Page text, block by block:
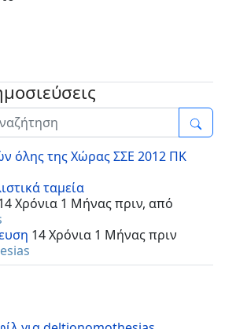
όλης της Χώρας ΣΣΕ 2012 ΠΚ
ταμεία
Χρόνια 1 Μήνας πριν, από
14 Χρόνια 1 Μήνας πριν